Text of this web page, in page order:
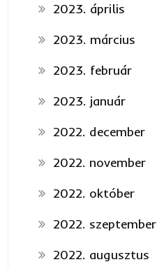
2023. április
2023. március
2023. február
2023. január
2022. december
2022. november
2022. október
2022. szeptember
2022. augusztus